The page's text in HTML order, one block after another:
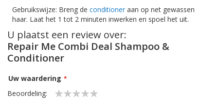
Gebruikswijze: Breng de conditioner aan op net gewassen
haar. Laat het 1 tot 2 minuten inwerken en spoel het uit.
U plaatst een review over:
Repair Me Combi Deal Shampoo &
Conditioner
Uw waardering
Beoordeling: